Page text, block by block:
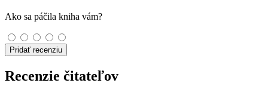
Ako sa páčila kniha vám?
Pridať recenziu
Recenzie čitateľov